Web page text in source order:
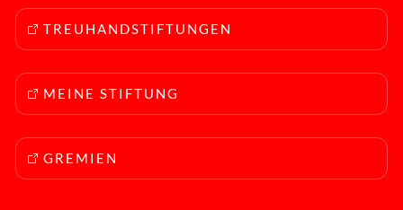
TREUHANDSTIFTUNGEN
MEINE STIFTUNG
GREMIEN